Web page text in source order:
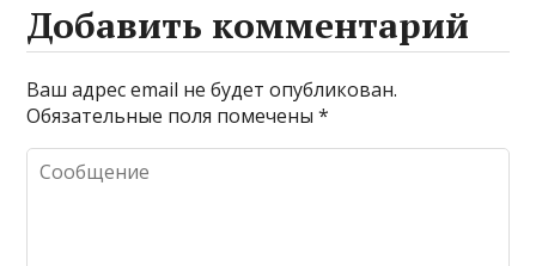
Добавить комментарий
Ваш адрес email не будет опубликован.
Обязательные поля помечены*